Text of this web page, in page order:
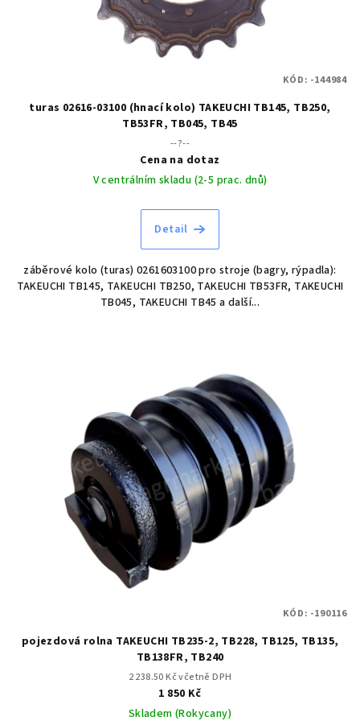
turas 02616-03100 (hnací kolo) TAKEUCHI TB145, TB250,
TB53FR, TB045, TB45
--?--
Cena na dotaz
V centrálním skladu (2-5 prac. dnů)
Detail
záběrové kolo (turas) 0261603100 pro stroje (bagry, rýpadla):
TAKEUCHI TB145, TAKEUCHI TB250, TAKEUCHI TB53FR, TAKEUCHI
TB045, TAKEUCHI TB45 a další...
KÓD: -144984
pojezdová rolna TAKEUCHI TB235-2, TB228, TB125, TB135,
TB138FR, TB240
2 238.50 Kč včetně DPH
1 850 Kč
Skladem (Rokycany)
KÓD: -190116